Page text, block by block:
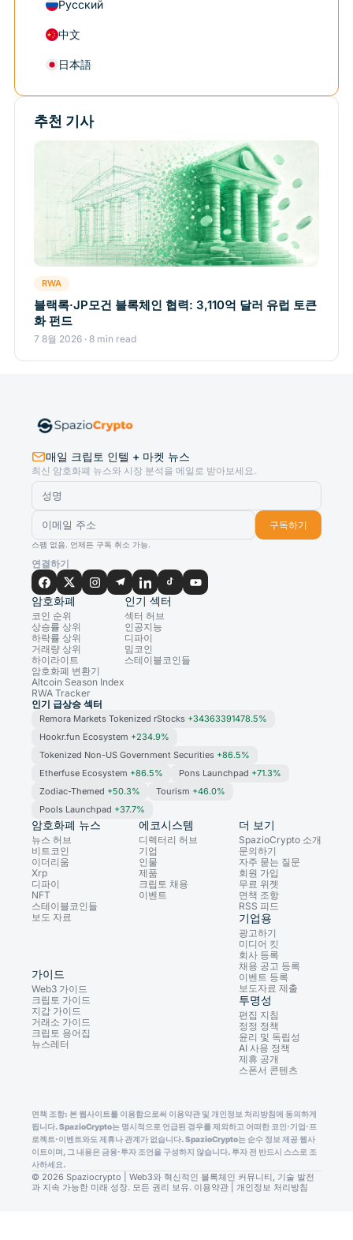
Русский
中文
日本語
추천 기사
RWA
블랙록·JP모건 블록체인 협력: 3,110억 달러 유럽 토큰
화 펀드
7 8월 2026 · 8 min read
매일 크립토 인텔 + 마켓 뉴스
최신 암호화폐 뉴스와 시장 분석을 메일로 받아보세요.
구독하기
스팸 없음. 언제든 구독 취소 가능.
연결하기
암호화폐
코인 순위
상승률 상위
하락률 상위
거래량 상위
하이라이트
암호화폐 변환기
Altcoin Season Index
RWA Tracker
인기 섹터
섹터 허브
인공지능
디파이
밈코인
스테이블코인들
인기 급상승 섹터
Remora Markets Tokenized rStocks +34363391478.5%
Hookr.fun Ecosystem +234.9%
Tokenized Non-US Government Securities +86.5%
Etherfuse Ecosystem +86.5% Pons Launchpad +71.3%
Zodiac-Themed +50.3% Tourism +46.0%
Pools Launchpad +37.7%
암호화폐 뉴스
뉴스 허브
비트코인
이더리움
Xrp
디파이
NFT
스테이블코인들
보도 자료
에코시스템
디렉터리 허브
기업
인물
제품
크립토 채용
이벤트
가이드
Web3 가이드
크립토 가이드
지갑 가이드
거래소 가이드
크립토 용어집
뉴스레터
더 보기
SpazioCrypto 소개
문의하기
자주 묻는 질문
회원 가입
무료 위젯
면책 조항
RSS 피드
기업용
광고하기
미디어 킷
회사 등록
채용 공고 등록
이벤트 등록
보도자료 제출
투명성
편집 지침
정정 정책
윤리 및 독립성
AI 사용 정책
제휴 공개
스폰서 콘텐츠
면책 조항: 본 웹사이트를 이용함으로써 이용약관 및 개인정보 처리방침에 동의하게
됩니다. SpazioCrypto는 명시적으로 언급된 경우를 제외하고 어떠한 코인·기업·프
로젝트·이벤트와도 제휴나 관계가 없습니다. SpazioCrypto는 순수 정보 제공 웹사
이트이며, 그 내용은 금융·투자 조언을 구성하지 않습니다. 투자 전 반드시 스스로 조
사하세요.
© 2026 Spaziocrypto | Web3와 혁신적인 블록체인 커뮤니티, 기술 발전
과 지속 가능한 미래 성장. 모든 권리 보유. 이용약관 개인정보 처리방침